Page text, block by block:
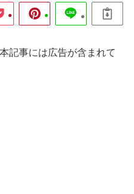
記事には広告が含まれて